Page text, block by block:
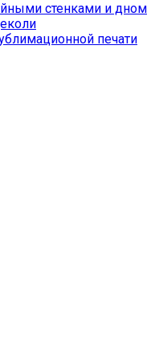
стенками и дном
печати